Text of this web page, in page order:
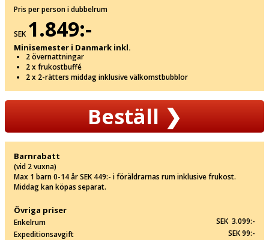
Pris per person i dubbelrum
SEK 1.849:-
Minisemester i Danmark inkl.
2 övernattningar
2 x frukostbuffé
2 x 2-rätters middag inklusive välkomstbubblor
Beställ❯
Barnrabatt
(vid 2 vuxna)
Max 1 barn 0-14 år SEK 449:- i föräldrarnas rum inklusive frukost.
Middag kan köpas separat.
Övriga priser
Enkelrum
SEK 3.099:-
Expeditionsavgift
SEK 99:-